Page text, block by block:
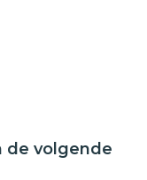
de volgende